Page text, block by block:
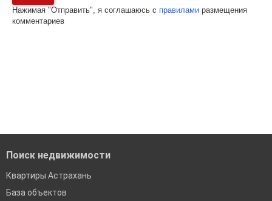
Нажимая "Отправить", я соглашаюсь с правилами размещения
комментариев
Поиск недвижимости
Квартиры Астрахань
База объектов